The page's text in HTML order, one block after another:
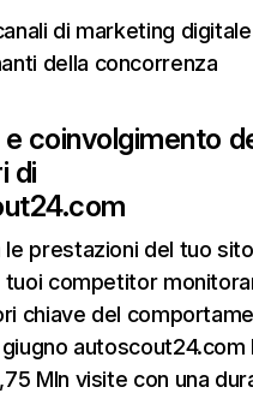
di marketing
della concorrenza
coinvolgimento
di
le prestazioni del tuo
competitor
chiave del
autoscout24.com
Mln visite con una